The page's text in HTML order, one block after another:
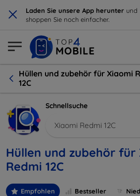
× Laden Sie unsere App herunter und
shoppen Sie noch einfacher.
Hüllen und zubehör für Xiaomi
12C
Schnellsuche
Xiaomi Redmi 12C
Hüllen und zubehör für
Redmi 12C
Empfohlen Bestseller